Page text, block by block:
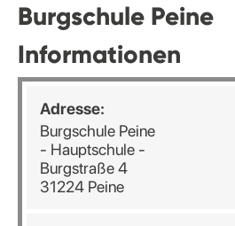
Burgschule Peine
Informationen
Adresse:
Burgschule Peine
- Hauptschule -
Burgstraße 4
31224 Peine